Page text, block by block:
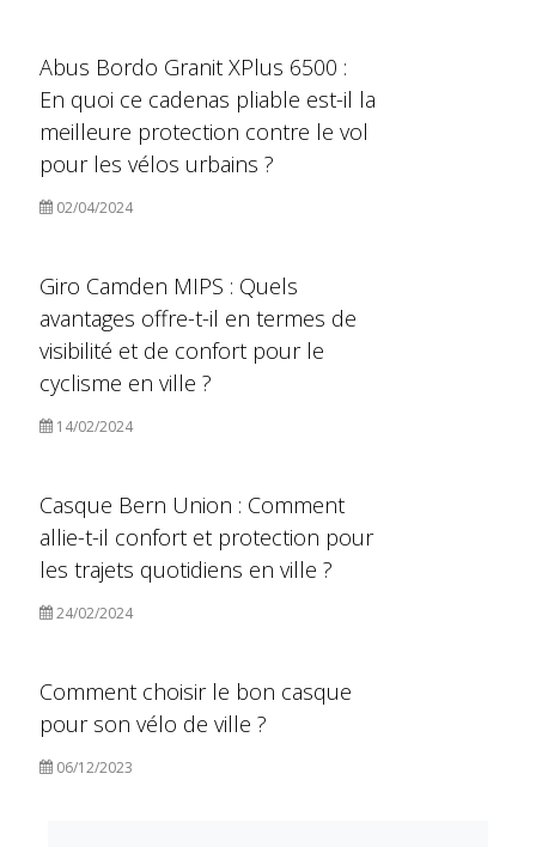
Abus Bordo Granit XPlus 6500 :
En quoi ce cadenas pliable est-il la
meilleure protection contre le vol
pour les vélos urbains ?
02/04/2024
Giro Camden MIPS : Quels
avantages offre-t-il en termes de
visibilité et de confort pour le
cyclisme en ville ?
14/02/2024
Casque Bern Union : Comment
allie-t-il confort et protection pour
les trajets quotidiens en ville ?
24/02/2024
Comment choisir le bon casque
pour son vélo de ville ?
06/12/2023